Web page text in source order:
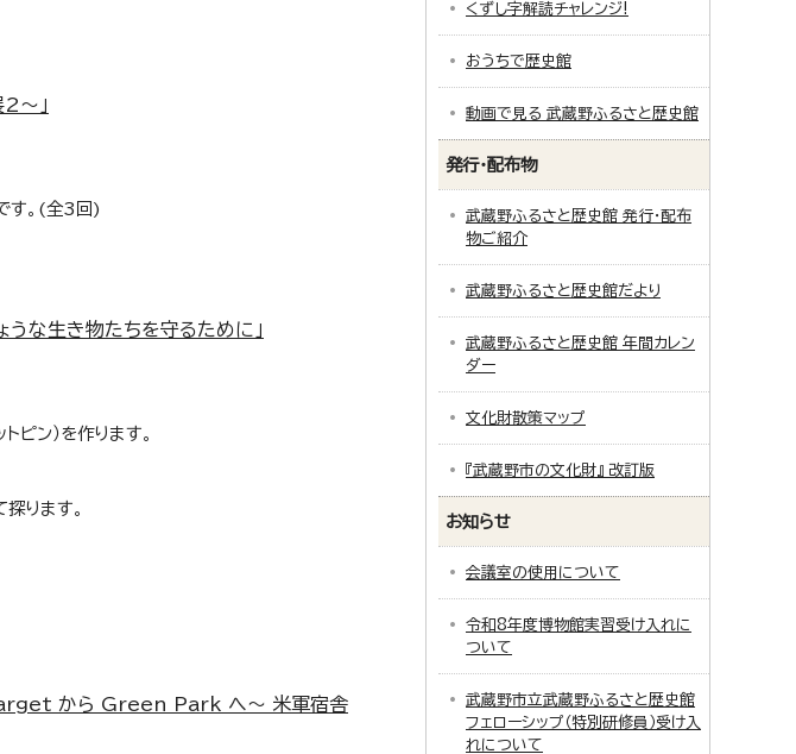
～」
す。(全3回)
な生き物たちを守るために」
ピン）を作ります。
ります。
から Green Park へ～ 米軍宿舎
くずし字解読チャレンジ!
おうちで歴史館
動画で見る 武蔵野ふるさと歴史館
発行・配布物
武蔵野ふるさと歴史館 発行・配布
物ご紹介
武蔵野ふるさと歴史館だより
武蔵野ふるさと歴史館 年間カレン
ダー
文化財散策マップ
『武蔵野市の文化財』 改訂版
お知らせ
会議室の使用について
令和8年度博物館実習受け入れに
ついて
武蔵野市立武蔵野ふるさと歴史館
フェローシップ（特別研修員）受け入
れについて